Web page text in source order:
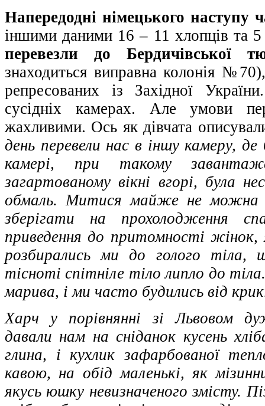
Напередодні німецького наступу
іншими даними 16 – 11 хлопців та 5
перевезли до Бердичівської
знаходиться виправна колонія
репресованих із Західної
сусідніх камерах. Але умови
жахливими. Ось як дівчата
день перевели нас в іншу камеру,
камері, при такому
загартованому вікні вгорі, була
обмаль. Митися майже не можна
зберігати на прохолодження
приведення до притомності жінок,
розбирались ми до голого тіла,
тісноті спітніле тіло липло до
марива, і ми часто будились від
Харч у порівнянні зі Львовом
давали нам на сніданок кусень
глина, і кухлик зафарбованої
кавою, на обід маленькі, як
якусь юшку невизначеного змісту.